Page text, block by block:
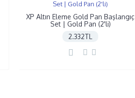
XP Altın Eleme Gold Pan Başlangıç
Set | Gold Pan (2'li)
2.332TL